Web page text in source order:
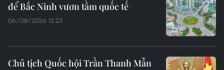
để Bắc Ninh vươn tầm quốc tế
06/08/2026 12:23
Chủ tịch Quốc hội Trần Thanh Mẫn